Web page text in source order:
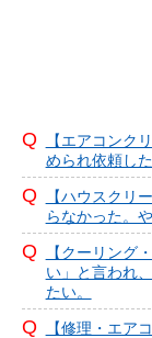
【エアコンク
められ依頼し
【ハウスクリ
らなかった。
【クーリング
い」と言われ
たい。
【修理・エア